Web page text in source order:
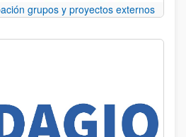
grupos y proyectos externos